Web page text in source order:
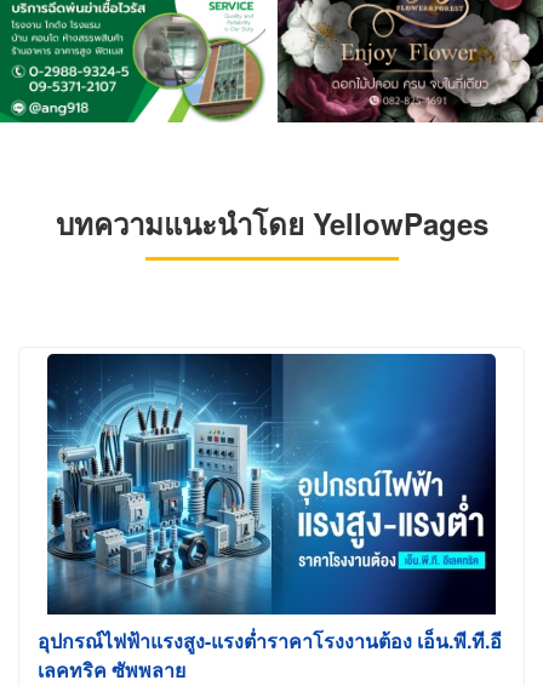
บทความแนะนำโดย YellowPages
อุปกรณ์ไฟฟ้าแรงสูง-แรงต่ำราคาโรงงานต้อง เอ็น.พี.ที.อี
เลคทริค ซัพพลาย